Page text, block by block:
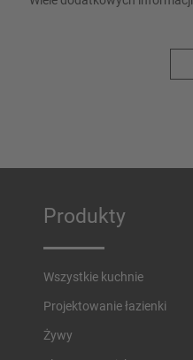
Produkty
Wszystkie kuchnie
Projektowanie łazienki
Żywy